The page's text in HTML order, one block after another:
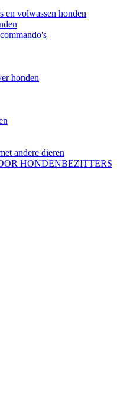
en volwassen honden
honden
andere dieren
HONDENBEZITTERS